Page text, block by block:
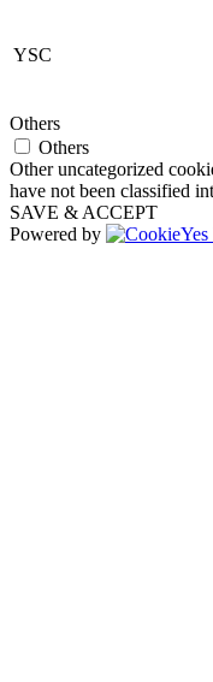
YSC
Others
Others
Other uncategorized
have not been classified
SAVE & ACCEPT
Powered by